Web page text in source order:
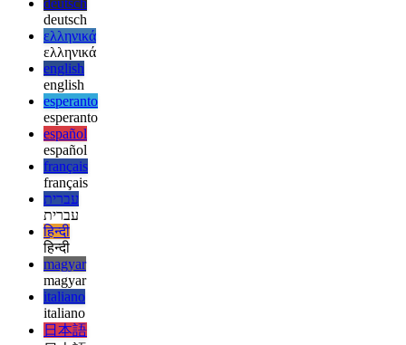
afrikaans
afrikaans
العربية
العربية
deutsch
deutsch
ελληνικά
ελληνικά
english
english
esperanto
esperanto
español
español
français
français
עברית
עברית
हिन्दी
हिन्दी
magyar